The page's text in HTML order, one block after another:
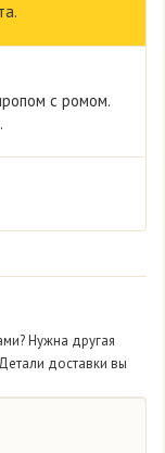
с ромом.
Нужна другая
доставки вы